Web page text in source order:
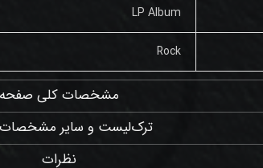
LP Album
Rock
مشخصات کلی صفحه
ترک‌لیست و سایر مشخصات
نظرات